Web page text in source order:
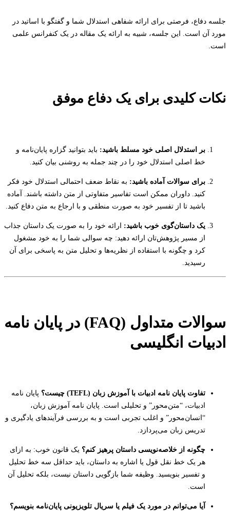
جلسه دفاع، فرصتی برای ارائه شفاهی استدلال شما و گفتگو با اساتید در
مورد آن است. این جلسه، شبیه به ارائه یک مقاله در یک کنفرانس علمی
است.
نکات کلیدی برای یک دفاع موفق
بر استدلال اصلی خود مسلط باشید: باید بتوانید گزاره پایان‌نامه و
خط اصلی استدلال خود را در چند جمله به روشنی بیان کنید.
برای سوالات آماده باشید: به نقاط ضعف احتمالی استدلال خود فکر
کنید. داوران ممکن است تفاسیر متفاوتی از متن داشته باشند. آماده
باشید تا از تفسیر خود به صورت منطقی و با ارجاع به متن دفاع کنید.
یک داستان‌گوی خوب باشید: ارائه خود را به صورت یک داستان جذاب
از مسیر پژوهش‌تان ارائه دهید: چه سوالی شما را به خود مشغول
کرد و چگونه با استفاده از نظریه‌ها و تحلیل متن به پاسخی برای آن
رسیدید.
سوالات متداول (FAQ) در پایان نامه
ادبیات انگلیسی
تفاوت پایان نامه ادبیات با آموزش زبان (TEFL) چیست؟
پایان نامه
ادبیات، “متن‌محور” و تحلیلی است. پایان نامه آموزش زبان،
“انسان‌محور” و اغلب تجربی است و به بررسی فرآیندهای یادگیری و
تدریس زبان می‌پردازد.
چگونه از خلاصه‌نویسی داستان پرهیز کنم؟ یک قانون خوب: به ازای
هر یک خط نقل قول یا اشاره به داستان، باید حداقل سه خط تحلیل
و تفسیر بنویسید. وظیفه شما بازگویی داستان نیست، بلکه تحلیل آن
است.
آیا می‌توانم در مورد یک فیلم یا سریال تلویزیونی پایان‌نامه بنویسم؟